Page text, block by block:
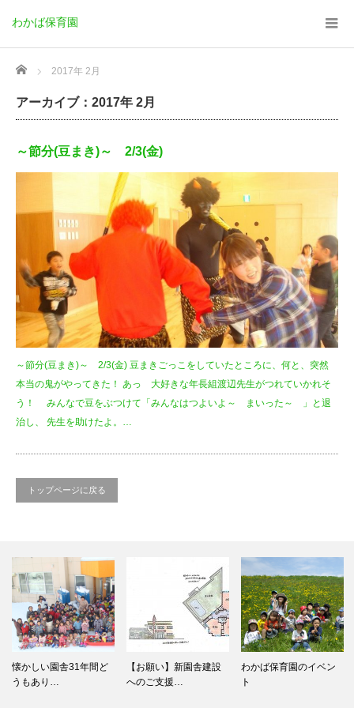
わかば保育園
Home 2017年 2月
アーカイブ：2017年 2月
～節分(豆まき)～ 2/3(金)
～節分(豆まき)～ 2/3(金) 豆まきごっこをしていたところに、何と、突然
本当の鬼がやってきた！ あっ 大好きな年長組渡辺先生がつれていかれそ
う！ みんなで豆をぶつけて「みんなはつよいよ～ まいった～ 」と退
治し、 先生を助けたよ。…
トップページに戻る
懐かしい園舎31年間ど
うもあり…
【お願い】新園舎建設
へのご支援…
わかば保育園のイベン
ト